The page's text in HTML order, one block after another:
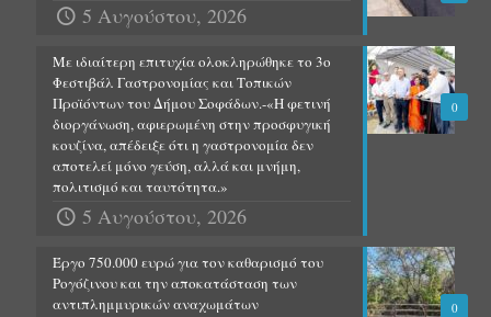
5 Αυγούστου, 2026
0
Με ιδιαίτερη επιτυχία ολοκληρώθηκε το 3ο
Φεστιβάλ Γαστρονομίας και Τοπικών
Προϊόντων του Δήμου Σοφάδων.-«Η φετινή
διοργάνωση, αφιερωμένη στην προσφυγική
κουζίνα, απέδειξε ότι η γαστρονομία δεν
αποτελεί μόνο γεύση, αλλά και μνήμη,
πολιτισμό και ταυτότητα.»
5 Αυγούστου, 2026
0
Έργο 750.000 ευρώ για τον καθαρισμό του
Ρογόζινου και την αποκατάσταση των
αντιπλημμυρικών αναχωμάτων